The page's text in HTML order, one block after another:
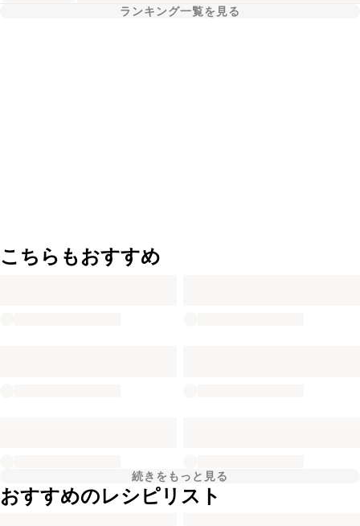
ランキング一覧を見る
こちらもおすすめ
続きをもっと見る
おすすめのレシピリスト